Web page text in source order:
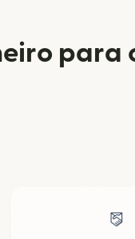
para
nova janela)
nova janela)